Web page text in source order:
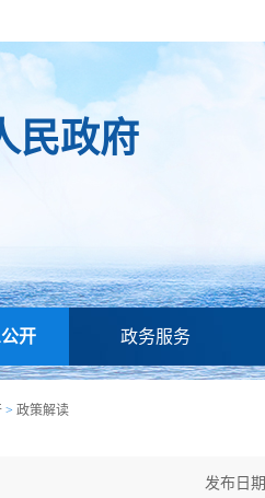
民政府
开 政务服务
> 政策解读
发布日